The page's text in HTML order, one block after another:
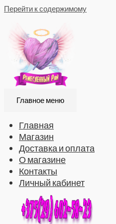
Перейти к содержимому
Главное меню
Главная
Магазин
Доставка и оплата
О магазине
Контакты
Личный кабинет